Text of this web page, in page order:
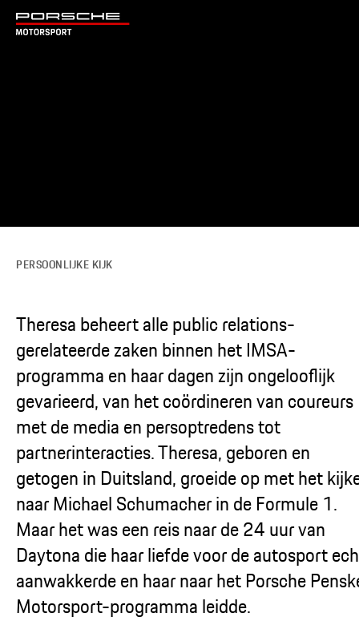
PERSOONLIJKE KIJK
Theresa beheert alle public relations-
gerelateerde zaken binnen het IMSA-
programma en haar dagen zijn ongelooflijk
gevarieerd, van het coördineren van coureurs
met de media en persoptredens tot
partnerinteracties. Theresa, geboren en
getogen in Duitsland, groeide op met het
naar Michael Schumacher in de Formule 1.
Maar het was een reis naar de 24 uur van
Daytona die haar liefde voor de autosport
aanwakkerde en haar naar het Porsche
Motorsport-programma leidde.